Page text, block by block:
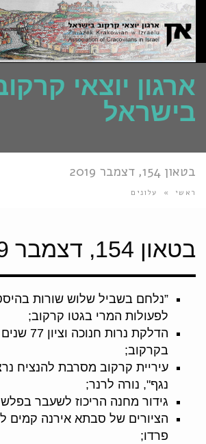
ארגון יוצאי
בישראל
בטאון 154, דצמבר 2019
ראשי » עלונים
בטאון 154, דצמבר 2019
לפעולות המרי בגטו קרקוב;
הדלקת
בקרקוב;
עיריית קרקוב מסרבת להנציח
נגף", נורה לרנר;
גידור מחנה הריכוז לשעבר
הציורים של סבתא אירנה קמים
פרדו;